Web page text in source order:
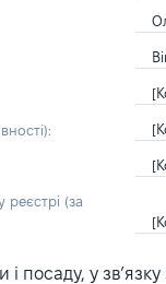
(за
посаду, у